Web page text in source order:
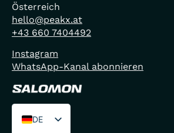
Österreich
hello@peakx.at
+43 660 7404492
Instagram
WhatsApp-Kanal abonnieren
DE